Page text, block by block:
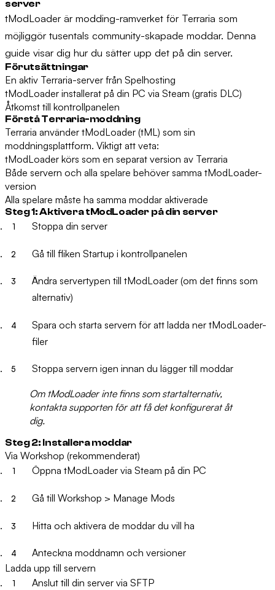
server
tModLoader är modding-ramverket för Terraria som
möjliggör tusentals community-skapade moddar. Denna
guide visar dig hur du sätter upp det på din server.
Förutsättningar
En aktiv Terraria-server från Spelhosting
tModLoader installerat på din PC via Steam (gratis DLC)
Åtkomst till kontrollpanelen
Förstå Terraria-moddning
Terraria använder tModLoader (tML) som sin
moddningsplattform. Viktigt att veta:
tModLoader körs som en separat version av Terraria
Både servern och alla spelare behöver samma tModLoader-
version
Alla spelare måste ha samma moddar aktiverade
Steg 1: Aktivera tModLoader på din server
Stoppa din server
Gå till fliken Startup i kontrollpanelen
Ändra servertypen till tModLoader (om det finns som
alternativ)
Spara och starta servern för att ladda ner tModLoader-
filer
Stoppa servern igen innan du lägger till moddar
Om tModLoader inte finns som startalternativ,
kontakta supporten för att få det konfigurerat åt
dig.
Steg 2: Installera moddar
Via Workshop (rekommenderat)
Öppna tModLoader via Steam på din PC
Gå till Workshop > Manage Mods
Hitta och aktivera de moddar du vill ha
Anteckna moddnamn och versioner
Ladda upp till servern
Anslut till din server via SFTP